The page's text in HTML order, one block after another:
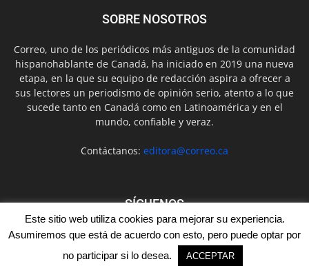
SOBRE NOSOTROS
Correo, uno de los periódicos más antiguos de la comunidad
hispanohablante de Canadá, ha iniciado en 2019 una nueva
etapa, en la que su equipo de redacción aspira a ofrecer a
sus lectores un periodismo de opinión serio, atento a lo que
sucede tanto en Canadá como en Latinoamérica y en el
mundo, confiable y veraz.
Contáctanos: editora@correo.ca
SÍGUENOS
Este sitio web utiliza cookies para mejorar su experiencia.
Asumiremos que está de acuerdo con esto, pero puede optar por
no participar si lo desea.
ACCEPTAR